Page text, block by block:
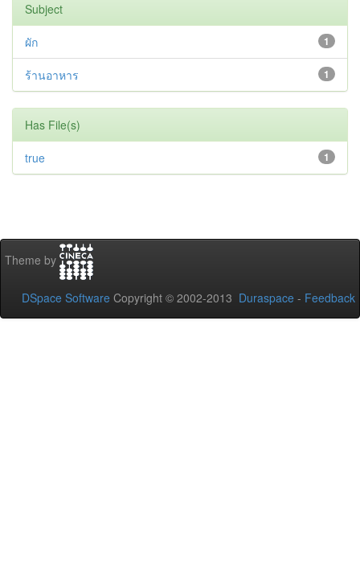
Subject
1
ผัก
1
ร้านอาหาร
Has File(s)
1
true
Theme by
DSpace Software Copyright © 2002-2013 Duraspace - Feedback